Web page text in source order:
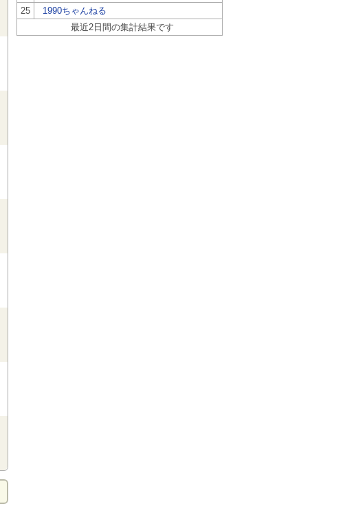
25
1990ちゃんねる
最近2日間の集計結果です